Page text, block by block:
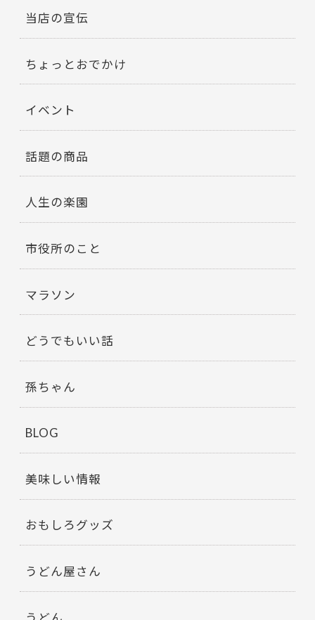
当店の宣伝
ちょっとおでかけ
イベント
話題の商品
人生の楽園
市役所のこと
マラソン
どうでもいい話
孫ちゃん
BLOG
美味しい情報
おもしろグッズ
うどん屋さん